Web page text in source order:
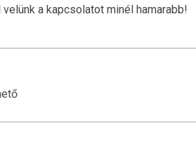
a kapcsolatot minél hamarabb!